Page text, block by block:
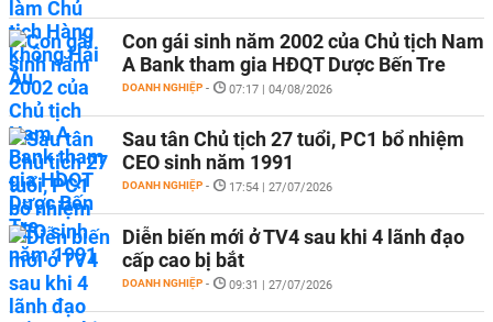
Con gái sinh năm 2002 của Chủ tịch Nam
A Bank tham gia HĐQT Dược Bến Tre
DOANH NGHIỆP - 07:17 | 04/08/2026
Sau tân Chủ tịch 27 tuổi, PC1 bổ nhiệm
CEO sinh năm 1991
DOANH NGHIỆP - 17:54 | 27/07/2026
Diễn biến mới ở TV4 sau khi 4 lãnh đạo
cấp cao bị bắt
DOANH NGHIỆP - 09:31 | 27/07/2026